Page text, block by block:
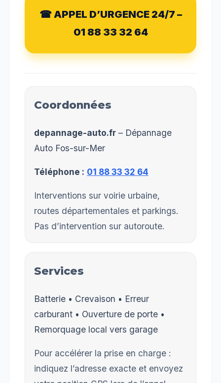
☎ APPEL D’URGENCE 24/7 –
01 88 33 32 64
Coordonnées
depannage-auto.fr – Dépannage
Auto Fos-sur-Mer
Téléphone : 01 88 33 32 64
Interventions sur voirie urbaine,
routes départementales et parkings.
Pas d’intervention sur autoroute.
Services
Batterie • Crevaison • Erreur
carburant • Ouverture de porte •
Remorquage local vers garage
Pour accélérer la prise en charge :
indiquez l’adresse exacte et envoyez